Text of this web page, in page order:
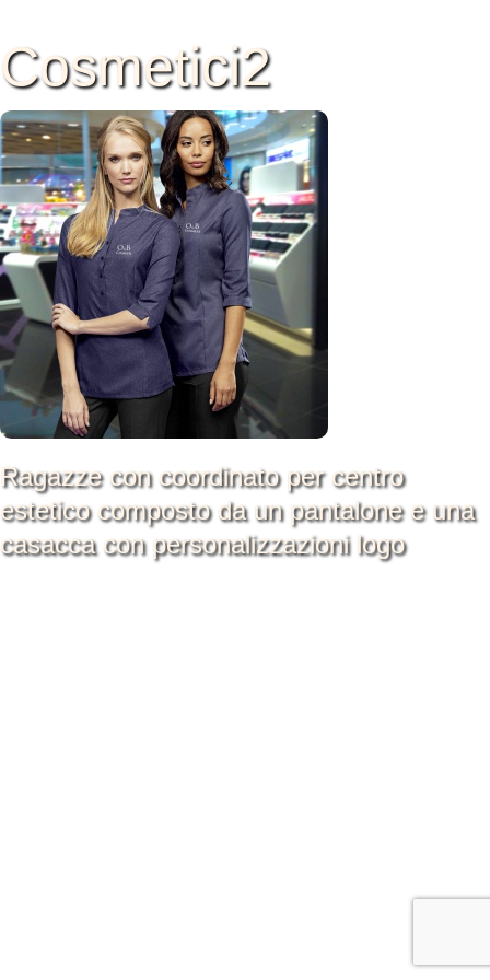
Cosmetici2
Ragazze con coordinato per centro
estetico composto da un pantalone e una
casacca con personalizzazioni logo